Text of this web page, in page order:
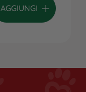
AGGIUNGI